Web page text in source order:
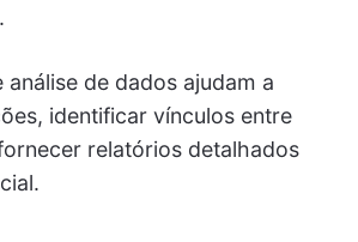
análise de dados ajudam a
identificar vínculos entre
relatórios detalhados